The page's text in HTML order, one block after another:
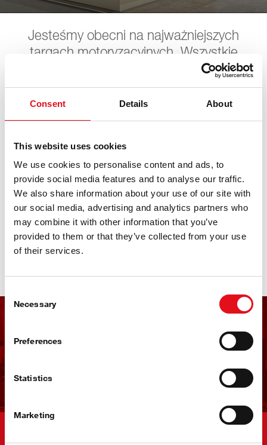
Consent Details About
This website uses cookies
We use cookies to personalise content and ads, to
provide social media features and to analyse our traffic.
We also share information about your use of our site with
our social media, advertising and analytics partners who
may combine it with other information that you’ve
provided to them or that they’ve collected from your use
of their services.
Selection
Necessary
Preferences
Statistics
Marketing
Jesteśmy obecni na najważniejszych
targach motoryzacyjnych. Wszystkie
nadchodzące terminy targów można
znaleźć tutaj. Czekamy na Państwa wizytę.
LKQ STAHLGRUER
Leistungsschau
13. czerwca 2026 - 14. czerwca 2026 · Leipzig · open in
Maps